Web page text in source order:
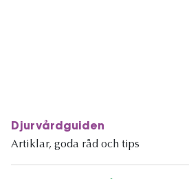
Djurvårdguiden
Artiklar, goda råd och tips